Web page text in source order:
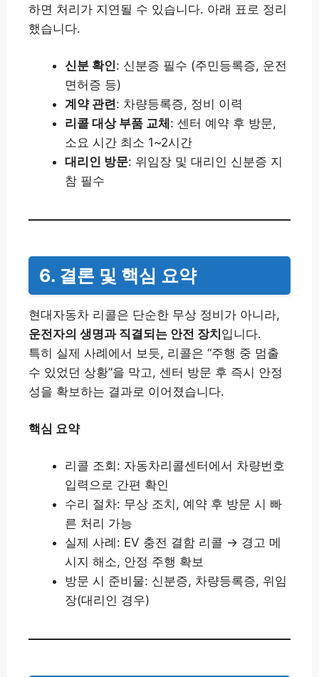
하면 처리가 지연될 수 있습니다. 아래 표로 정리
했습니다.
신분 확인: 신분증 필수 (주민등록증, 운전
면허증 등)
계약 관련: 차량등록증, 정비 이력
리콜 대상 부품 교체: 센터 예약 후 방문,
소요 시간 최소 1~2시간
대리인 방문: 위임장 및 대리인 신분증 지
참 필수
6. 결론 및 핵심 요약
현대자동차 리콜은 단순한 무상 정비가 아니라,
운전자의 생명과 직결되는 안전 장치입니다.
특히 실제 사례에서 보듯, 리콜은 “주행 중 멈출
수 있었던 상황”을 막고, 센터 방문 후 즉시 안정
성을 확보하는 결과로 이어졌습니다.
핵심 요약
리콜 조회: 자동차리콜센터에서 차량번호
입력으로 간편 확인
수리 절차: 무상 조치, 예약 후 방문 시 빠
른 처리 가능
실제 사례: EV 충전 결함 리콜 → 경고 메
시지 해소, 안정 주행 확보
방문 시 준비물: 신분증, 차량등록증, 위임
장(대리인 경우)